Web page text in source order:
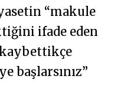
“makule
ifade eden
başlarsınız”